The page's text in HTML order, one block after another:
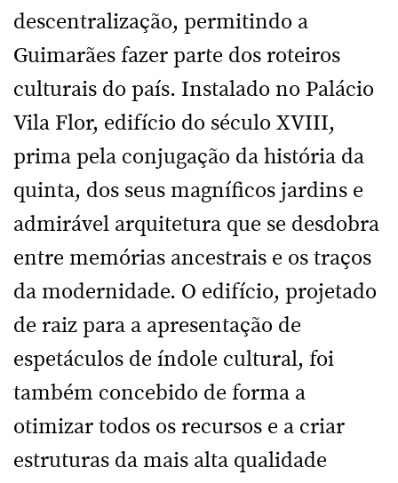
descentralização, permitindo a
Guimarães fazer parte dos roteiros
culturais do país. Instalado no Palácio
Vila Flor, edifício do século XVIII,
prima pela conjugação da história da
quinta, dos seus magníficos jardins e
admirável arquitetura que se desdobra
entre memórias ancestrais e os traços
da modernidade. O edifício, projetado
de raiz para a apresentação de
espetáculos de índole cultural, foi
também concebido de forma a
otimizar todos os recursos e a criar
estruturas da mais alta qualidade